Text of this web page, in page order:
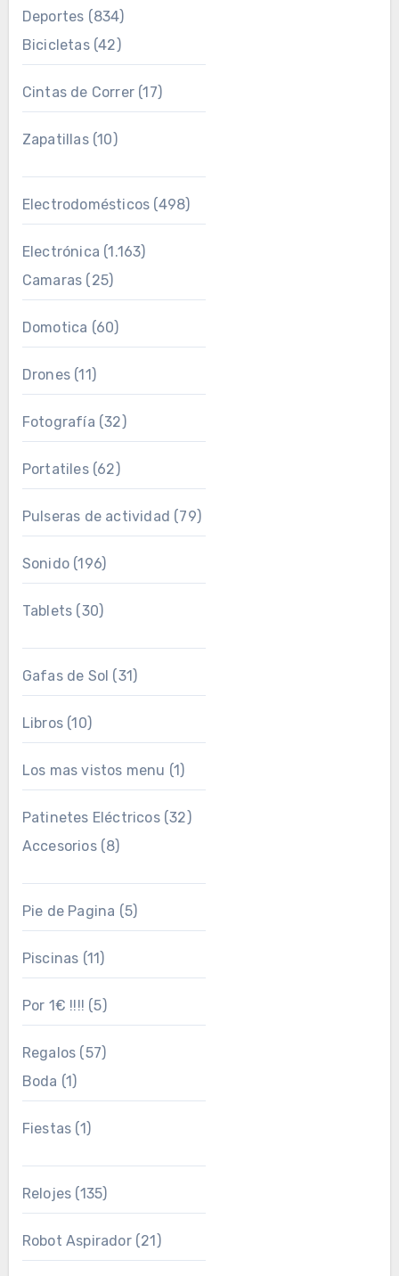
Deportes (834)
Bicicletas(42)
Cintas de Correr(17)
Zapatillas(10)
Electrodomésticos (498)
Electrónica (1.163)
Camaras (25)
Domotica (60)
Drones(11)
Fotografía (32)
Portatiles(62)
Pulseras de actividad (79)
Sonido(196)
Tablets (30)
Gafas de Sol (31)
Libros(10)
Los mas vistos menu (1)
Patinetes Eléctricos(32)
Accesorios(8)
Pie de Pagina (5)
Piscinas (11)
Por 1€ !!!! (5)
Regalos (57)
Boda (1)
Fiestas (1)
Relojes (135)
Robot Aspirador(21)